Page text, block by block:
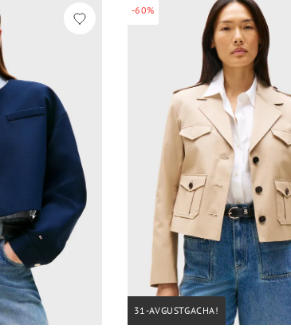
-60%
31-AVGUSTGACHA!